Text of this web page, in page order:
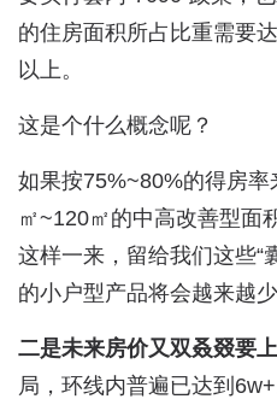
的住房面积所占比重需要
以上。
这是个什么概念呢？
如果按75%~80%的得房
㎡~120㎡的中高改善型面
这样一来，留给我们这些“
的小户型产品将会越来越少
二是未来房价又双叒叕要
局，环线内普遍已达到